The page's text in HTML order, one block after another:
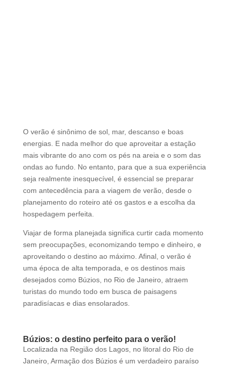
O verão é sinônimo de sol, mar, descanso e boas
energias. E nada melhor do que aproveitar a estação
mais vibrante do ano com os pés na areia e o som das
ondas ao fundo. No entanto, para que a sua experiência
seja realmente inesquecível, é essencial se preparar
com antecedência para a viagem de verão, desde o
planejamento do roteiro até os gastos e a escolha da
hospedagem perfeita.
Viajar de forma planejada significa curtir cada momento
sem preocupações, economizando tempo e dinheiro, e
aproveitando o destino ao máximo. Afinal, o verão é
uma época de alta temporada, e os destinos mais
desejados como Búzios, no Rio de Janeiro, atraem
turistas do mundo todo em busca de paisagens
paradisíacas e dias ensolarados.
Búzios: o destino perfeito para o verão!
Localizada na Região dos Lagos, no litoral do Rio de
Janeiro, Armação dos Búzios é um verdadeiro paraíso